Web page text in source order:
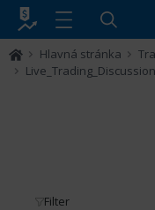
Hlavná stránka
Live_Trading_Discussion
Filter